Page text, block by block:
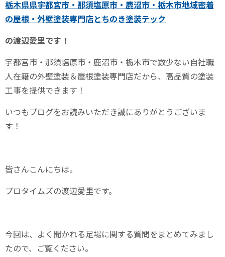
栃木県県宇都宮市・那須塩原市・鹿沼市・栃木市地域密着
の屋根・外壁塗装専門店とちのき塗装テック
の渡辺愛里です！
宇都宮市・那須塩原市・鹿沼市・栃木市で数少ない自社職
人在籍の外壁塗装＆屋根塗装専門店だから、高品質の塗装
工事を提供できます！
いつもブログをお読みいただき誠にありがとうございま
す！
皆さんこんにちは。
プロタイムズの渡辺愛里です。
今回は、よく聞かれる足場に関する質問をまとめてみまし
たので、ご覧ください。